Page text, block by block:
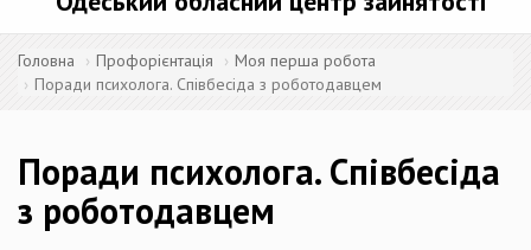
Головна Профорієнтація
Моя перша робота
Поради психолога. Співбесіда з роботодавцем
Поради психолога. Співбесіда
з роботодавцем